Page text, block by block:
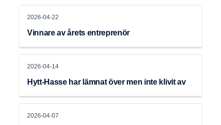
2026-04-22
Vinnare av årets entreprenör
2026-04-14
Hytt-Hasse har lämnat över men inte klivit av
2026-04-07